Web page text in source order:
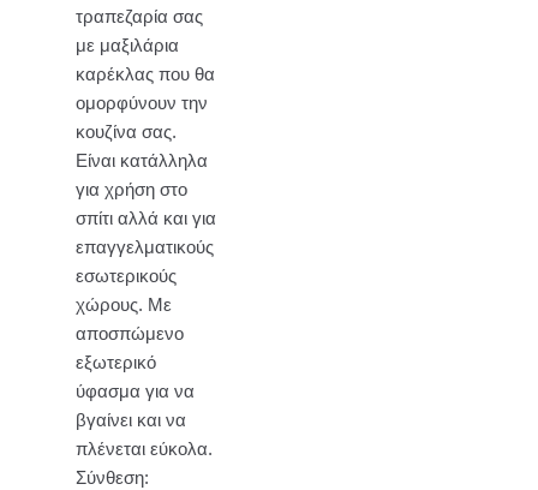
τραπεζαρία σας
με μαξιλάρια
καρέκλας που θα
ομορφύνουν την
κουζίνα σας.
Είναι κατάλληλα
για χρήση στο
σπίτι αλλά και για
επαγγελματικούς
εσωτερικούς
χώρους. Με
αποσπώμενο
εξωτερικό
ύφασμα για να
βγαίνει και να
πλένεται εύκολα.
Σύνθεση: